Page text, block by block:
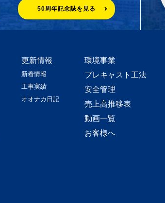
50周年記念誌を見る
更新情報
新着情報
工事実績
オオナカ日記
環境事業
プレキャスト工法
安全管理
売上高推移表
動画一覧
お客様へ